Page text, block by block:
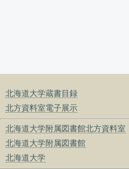
北海道大学蔵書目録
北方資料室電子展示
北海道大学附属図書館北方資料室
北海道大学附属図書館
北海道大学